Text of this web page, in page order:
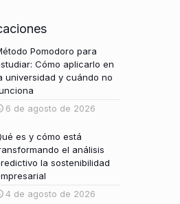
Pomodoro para
Cómo aplicarlo en
universidad y cuándo no
6 de agosto de 2026
es y cómo está
el análisis
la sostenibilidad
4 de agosto de 2026